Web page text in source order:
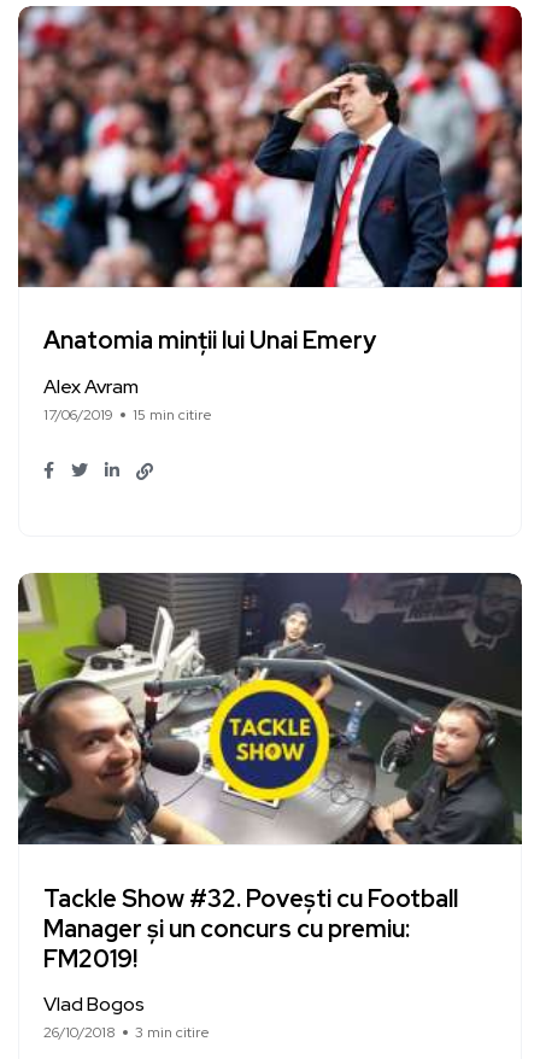
Anatomia minții lui Unai Emery
Alex Avram
17/06/2019 15 min citire
Tackle Show #32. Povești cu Football
Manager și un concurs cu premiu:
FM2019!
Vlad Bogos
26/10/2018 3 min citire